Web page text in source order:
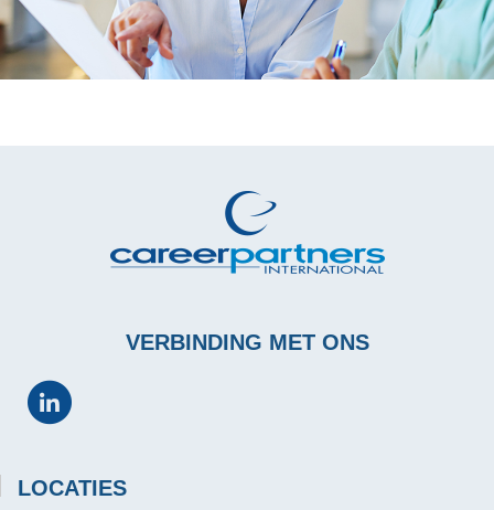
VERBINDING MET ONS
LOCATIES